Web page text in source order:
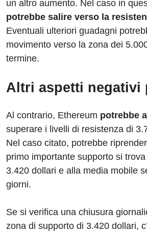
un altro aumento. Nel caso in
potrebbe salire verso la
Eventuali ulteriori guadagni
movimento verso la zona dei
termine.
Altri aspetti negativi
Al contrario, Ethereum potrebbe
superare i livelli di resistenza di
Nel caso citato, potrebbe
primo importante supporto si
3.420 dollari e alla media mobile
giorni.
Se si verifica una chiusura
zona di supporto di 3.420 dollari,